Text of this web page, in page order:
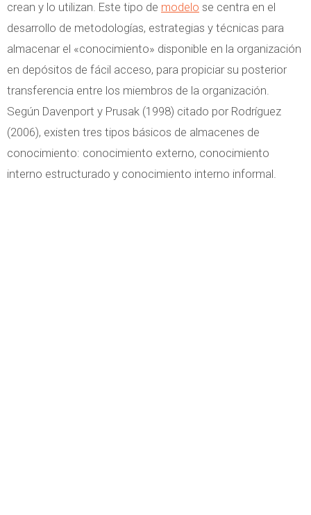
crean y lo utilizan. Este tipo de modelo se centra en el
desarrollo de metodologías, estrategias y técnicas para
almacenar el «conocimiento» disponible en la organización
en depósitos de fácil acceso, para propiciar su posterior
transferencia entre los miembros de la organización.
Según Davenport y Prusak (1998) citado por Rodríguez
(2006), existen tres tipos básicos de almacenes de
conocimiento: conocimiento externo, conocimiento
interno estructurado y conocimiento interno informal.